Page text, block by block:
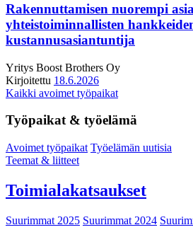
Rakennuttamisen nuorempi
yhteistoiminnallisten
kustannusasiantuntija
Yritys Boost Brothers Oy
Kirjoitettu 18.6.2026
Kaikki avoimet työpaikat
Työpaikat & työelämä
Avoimet työpaikat Työelämän uutisia
Teemat & liitteet
Toimialakatsaukset
Suurimmat 2025 Suurimmat 2024